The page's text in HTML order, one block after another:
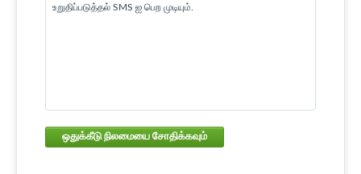
உறுதிப்படுத்தல் SMS ஐ பெற முடியும்.
ஒதுக்கீடு நிலமையை சோதிக்கவும்